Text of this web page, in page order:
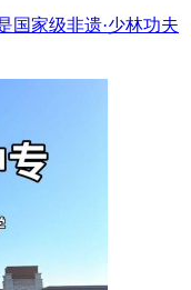
国家级非遗·少林功夫